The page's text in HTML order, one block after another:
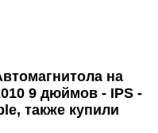
на
9 дюймов - IPS -
также купили